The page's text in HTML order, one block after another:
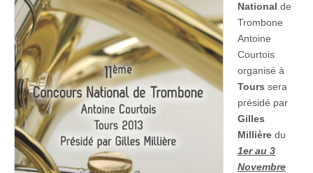
Antoine
Courtois
Tours
National de
Trombone
Antoine
Courtois
organisé à
Tours sera
présidé par
Gilles
Millière du
1er au 3
Novembre